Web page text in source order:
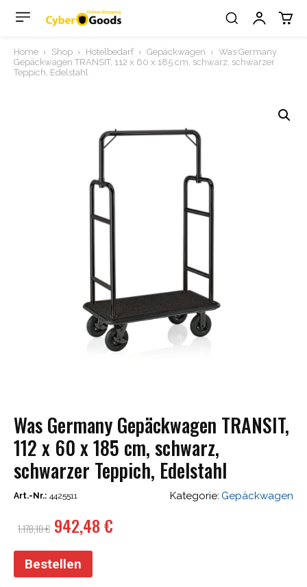
Home Shop Hotelbedarf Gepäckwagen
Was Germany
Gepäckwagen TRANSIT, 112 x 60 x 185 cm, schwarz, schwarzer
Teppich, Edelstahl
Was Germany Gepäckwagen TRANSIT,
112 x 60 x 185 cm, schwarz,
schwarzer Teppich, Edelstahl
Art.-Nr.: 4425511 Kategorie: Gepäckwagen
1.178,10€ Ursprünglicher
Preis
war:
1.178,10 €
942,48€
Bestellen